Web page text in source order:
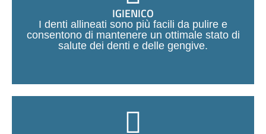
IGIENICO
I denti allineati sono più facili da pulire e
consentono di mantenere un ottimale stato di
salute dei denti e delle gengive.